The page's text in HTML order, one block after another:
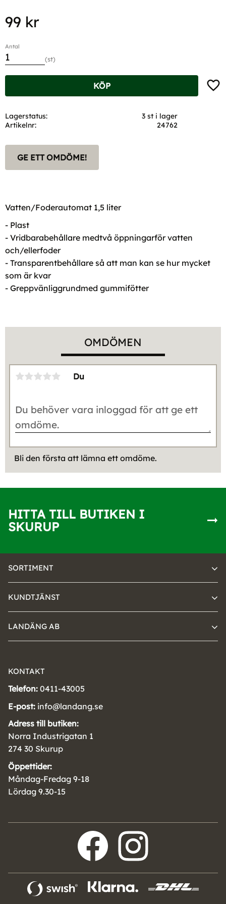
99 kr
Antal
st
KÖP
Lagerstatus
3 st i lager
Artikelnr
24762
GE ETT OMDÖME!
Vatten/Foderautomat 1,5 liter
- Plast
- Vridbarabehållare medtvå öppningarför vatten
och/ellerfoder
- Transparentbehållare så att man kan se hur mycket
som är kvar
- Greppvänliggrundmed gummifötter
OMDÖMEN
Du
Bli den första att lämna ett omdöme.
HITTA TILL BUTIKEN I
SKURUP
SORTIMENT
KUNDTJÄNST
LANDÄNG AB
KONTAKT
Telefon: 0411-43005
E-post: info@landang.se
Adress till butiken:
Norra Industrigatan 1
274 30 Skurup
Öppettider:
Måndag-Fredag 9-18
Lördag 9.30-15